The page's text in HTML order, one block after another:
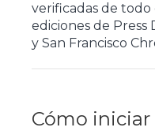
verificadas de
ediciones de Press
y San Francisco
Cómo iniciar